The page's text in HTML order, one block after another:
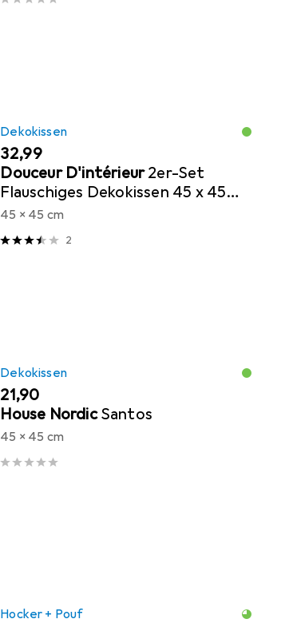
Dekokissen
EUR
32,99
Douceur D'intérieur2er-Set
Flauschiges Dekokissen 45 x 45
cm, grau
45 x 45 cm
2
Dekokissen
EUR
21,90
House Nordic Santos
45 x 45 cm
Hocker + Pouf